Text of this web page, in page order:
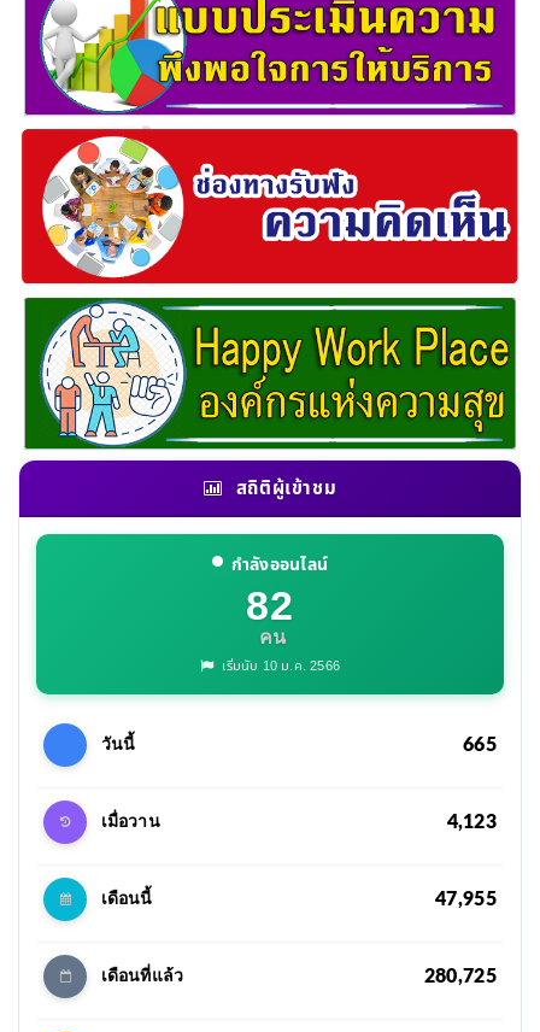
สถิติผู้เข้าชม
กำลังออนไลน์
82
คน
เริ่มนับ 10 ม.ค. 2566
วันนี้ 665
เมื่อวาน 4,123
เดือนนี้ 47,955
เดือนที่แล้ว 280,725